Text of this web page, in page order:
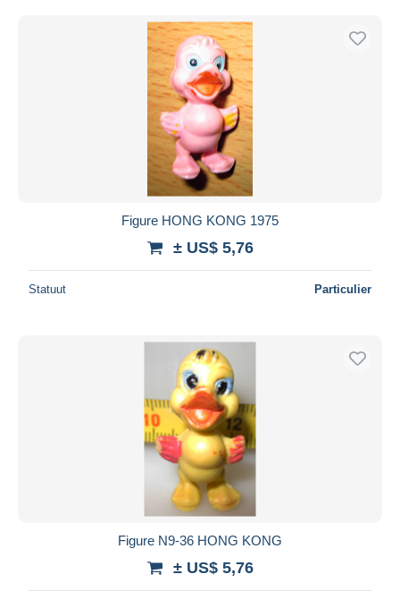
Figure HONG KONG 1975
± US$ 5,76
Statuut Particulier
Figure N9-36 HONG KONG
± US$ 5,76